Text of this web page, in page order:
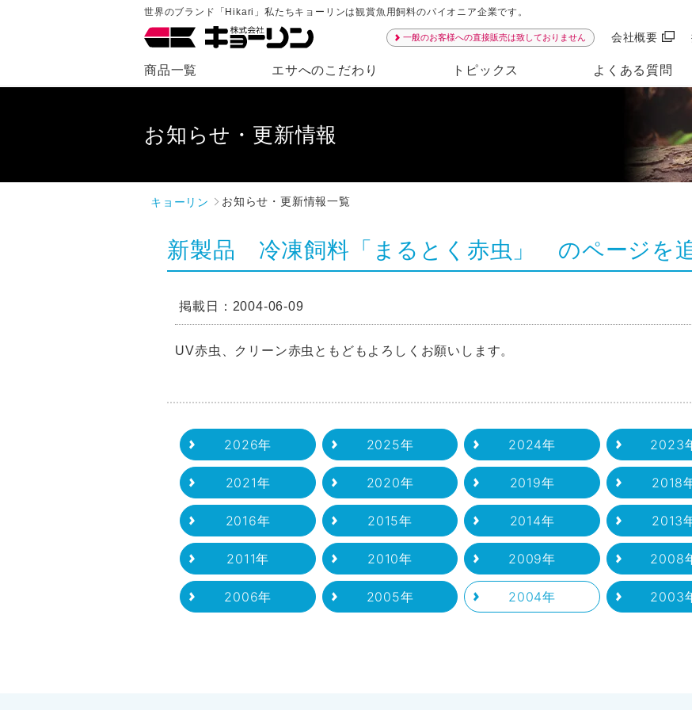
世界のブランド「Hikari」私たちキョーリンは観賞魚用飼料のパイオニア企業です。
一般のお客様への直接販売は致しておりません 会社概要
商品一覧 エサへのこだわり トピックス よくある質問
お知らせ・更新情報
キョーリン お知らせ・更新情報一覧
新製品 冷凍飼料「まるとく赤虫」 のページを追
掲載日：2004-06-09
UV赤虫、クリーン赤虫ともどもよろしくお願いします。
2026年 2025年 2024年 2023
2021年 2020年 2019年 2018
2016年 2015年 2014年 2013
2011年 2010年 2009年 2008
2006年 2005年 2004年 2003